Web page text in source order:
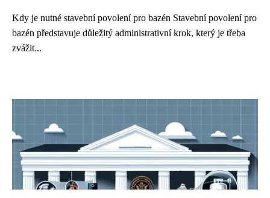
Kdy je nutné stavební povolení pro bazén Stavební povolení pro
bazén představuje důležitý administrativní krok, který je třeba
zvážit...